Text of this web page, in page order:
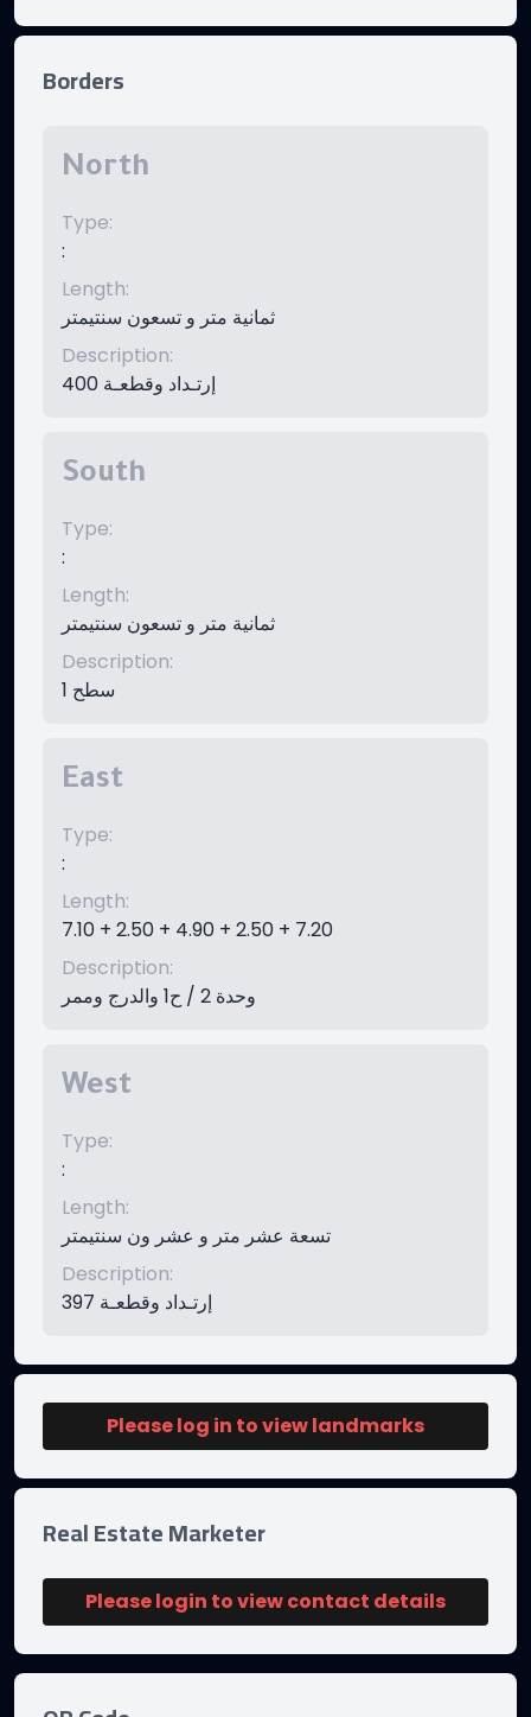
Borders
North
Type:
:
Length:
ثمانية متر و تسعون سنتيمتر
Description:
إرتـداد وقطعـة 400
South
Type:
:
Length:
ثمانية متر و تسعون سنتيمتر
Description:
سطح 1
East
Type:
:
Length:
7.10 + 2.50 + 4.90 + 2.50 + 7.20
Description:
وحدة 2 / ح1 والدرج وممر
West
Type:
:
Length:
تسعة عشر متر و عشر ون سنتيمتر
Description:
إرتـداد وقطعـة 397
Please log in to view landmarks
Real Estate Marketer
Please login to view contact details